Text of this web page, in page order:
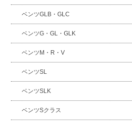
ベンツGLB・GLC
ベンツG・GL・GLK
ベンツM・R・V
ベンツSL
ベンツSLK
ベンツSクラス